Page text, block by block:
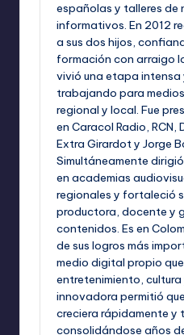
españolas y talleres de
informativos. En 2012
a sus dos hijos,
formación con arraigo
vivió una etapa intensa
trabajando para
regional y local. Fue
en Caracol Radio,
Extra Girardot y Jorge
Simultáneamente
en academias
regionales y fortaleció
productora, docente y
contenidos. Es en
de sus logros más
medio digital propio
entretenimiento, cultura
innovadora permitió
creciera rápidamente y
consolidándose años